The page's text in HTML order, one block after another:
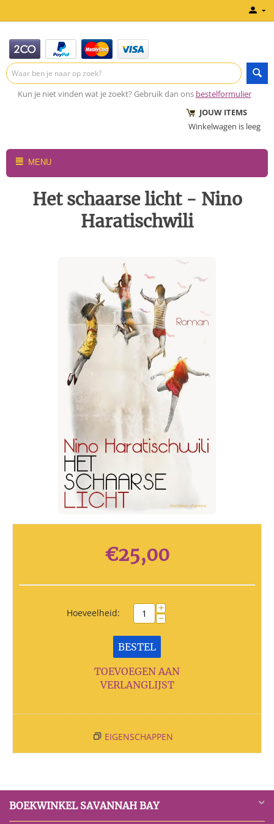
Kun je niet vinden wat je zoekt? Gebruik dan ons bestelformulier
JOUW ITEMS
Winkelwagen is leeg
MENU
Het schaarse licht - Nino
Haratischwili
€25,00
Hoeveelheid: +
−
BESTEL
TOEVOEGEN AAN
VERLANGLIJST
EIGENSCHAPPEN
BOEKWINKEL SAVANNAH BAY